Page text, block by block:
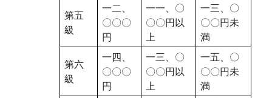
第五
級
一二、
〇〇〇
円
一一、〇
〇〇円以
上
一三、〇
〇〇円未
満
第六
級
一四、
〇〇〇
円
一三、〇
〇〇円以
上
一五、〇
〇〇円未
満